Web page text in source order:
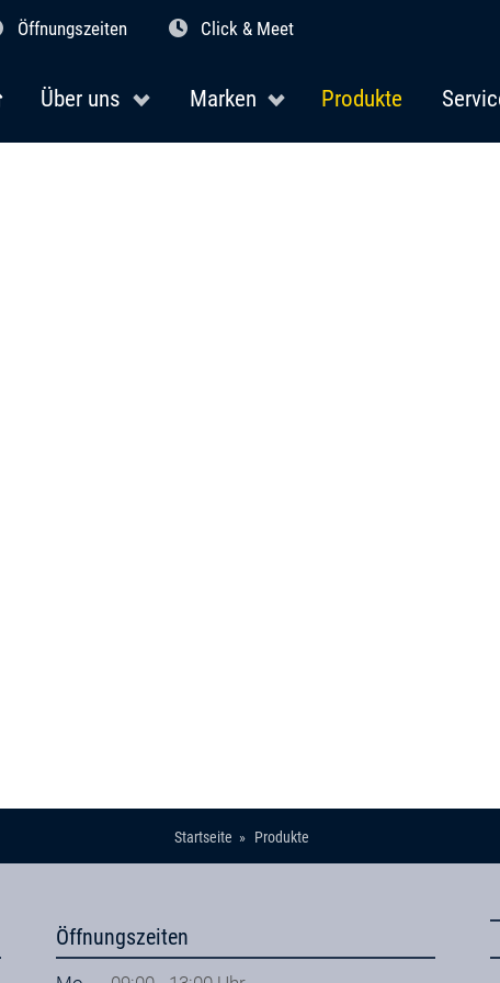
Öffnungszeiten Click & Meet
Über uns Marken Produkte
Startseite Produkte
Öffnungszeiten